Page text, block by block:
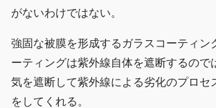
がないわけではない。
強固な被膜を形成するガラスコーティン
ーティングは紫外線自体を遮断するので
気を遮断して紫外線による劣化のプロセ
をしてくれる。